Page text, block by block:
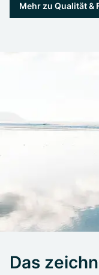
Mehr zu Qualität &
Das